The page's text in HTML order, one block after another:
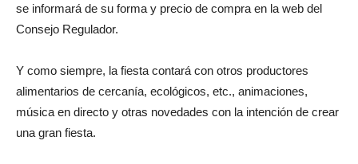
se informará de su forma y precio de compra en la web del
Consejo Regulador.
Y como siempre, la fiesta contará con otros productores
alimentarios de cercanía, ecológicos, etc., animaciones,
música en directo y otras novedades con la intención de crear
una gran fiesta.